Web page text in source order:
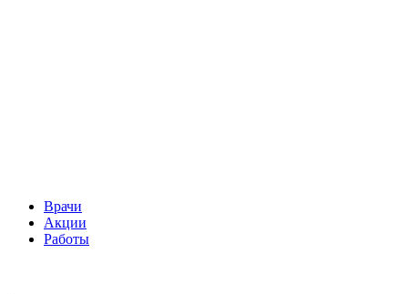
Врачи
Акции
Работы